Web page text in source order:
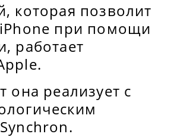
которая позволит
при помощи
работает
она реализует с